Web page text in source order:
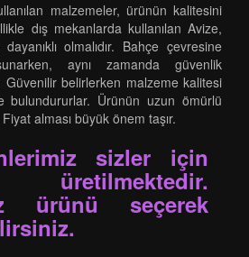
malzemeler, ürünün kalitesini
dış mekanlarda kullanılan Avize,
olmalıdır. Bahçe çevresine
aynı zamanda güvenlik
Güvenilir belirlerken malzeme kalitesi
bulundururlar. Ürünün uzun ömürlü
alması büyük önem taşır.
sizler için
ürünü seçerek